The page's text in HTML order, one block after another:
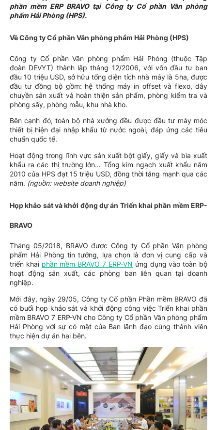
phần mềm ERP BRAVO tại Công ty Cổ phần Văn phòng
phẩm Hải Phòng (HPS).
Về Công ty Cổ phần Văn phòng phẩm Hải Phòng (HPS)
Công ty Cổ phần Văn phòng phẩm Hải Phòng (thuộc Tập
đoàn DEVYT) thành lập tháng 12/2006, với vốn đầu tư ban
đầu 10 triệu USD, sở hữu tổng diện tích nhà máy là 5ha, được
đầu tư đồng bộ gồm: hệ thống máy in offset và flexo, dây
chuyền sản xuất và hoàn thiện sản phẩm, phòng kiểm tra và
phòng sấy, phòng mẫu, khu nhà kho.
Bên cạnh đó, toàn bộ nhà xưởng đều được đầu tư máy móc
thiết bị hiện đại nhập khẩu từ nước ngoài, đáp ứng các tiêu
chuẩn quốc tế.
Hoạt động trong lĩnh vực sản xuất bột giấy, giấy và bìa xuất
khẩu ra các thị trường lớn… Tổng kim ngạch xuất khẩu năm
2010 của HPS đạt 15 triệu USD, đồng thời tăng mạnh qua các
năm. (nguồn: website doanh nghiệp)
Họp khảo sát và khởi động dự án Triển khai phần mềm ERP-
BRAVO
Tháng 05/2018, BRAVO được Công ty Cổ phần Văn phòng
phẩm Hải Phòng tin tưởng, lựa chọn là đơn vị cung cấp và
triển khai phần mềm BRAVO 7 ERP-VN ứng dụng vào toàn bộ
hoạt động sản xuất, các phòng ban liên quan tại doanh
nghiệp.
Mới đây, ngày 29/05, Công ty Cổ phần Phần mềm BRAVO đã
có buổi họp khảo sát và khởi động công việc Triển khai phần
mềm BRAVO 7 ERP-VN cho Công ty Cổ phần Văn phòng phẩm
Hải Phòng với sự có mặt của Ban lãnh đạo cùng thành viên
thực hiện dự án hai bên.